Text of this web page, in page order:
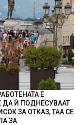
Е
ДА Ѝ ПОДНЕСУВААТ
ЗА ОТКАЗ, ТАА СЕ
ЗА